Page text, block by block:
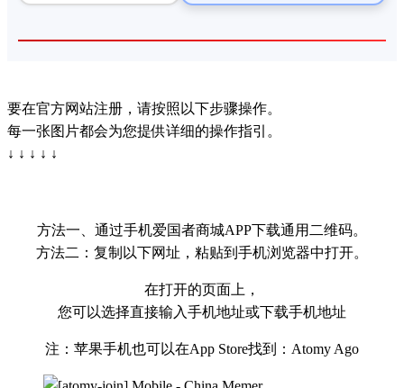
要在官方网站注册，请按照以下步骤操作。
每一张图片都会为您提供详细的操作指引。
↓ ↓ ↓ ↓ ↓
方法一、通过手机爱国者商城APP下载通用二维码。
方法二：复制以下网址，粘贴到手机浏览器中打开。
在打开的页面上，
您可以选择直接输入手机地址或下载手机地址
注：苹果手机也可以在App Store找到：Atomy Ago